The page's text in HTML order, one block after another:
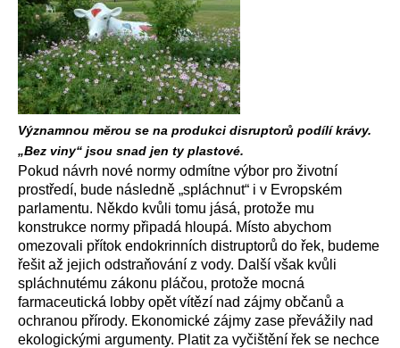
Významnou měrou se na produkci disruptorů podílí krávy.
„Bez viny“ jsou snad jen ty plastové.
Pokud návrh nové normy odmítne výbor pro životní
prostředí, bude následně „spláchnut“ i v Evropském
parlamentu. Někdo kvůli tomu jásá, protože mu
konstrukce normy připadá hloupá. Místo abychom
omezovali přítok endokrinních distruptorů do řek, budeme
řešit až jejich odstraňování z vody. Další však kvůli
spláchnutému zákonu pláčou, protože mocná
farmaceutická lobby opět vítězí nad zájmy občanů a
ochranou přírody. Ekonomické zájmy zase převážily nad
ekologickými argumenty. Platit za vyčištění řek se nechce